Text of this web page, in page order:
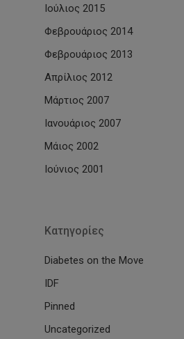
Ιούλιος 2015
Φεβρουάριος 2014
Φεβρουάριος 2013
Απρίλιος 2012
Μάρτιος 2007
Ιανουάριος 2007
Μάιος 2002
Ιούνιος 2001
Kατηγορίες
Diabetes on the Move
IDF
Pinned
Uncategorized